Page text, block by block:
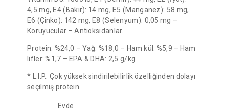
4,5 mg, E4 (Bakır): 14 mg, E5 (Manganez): 58 mg,
E6 (Çinko): 142 mg, E8 (Selenyum): 0,05 mg –
Koruyucular – Antioksidanlar.
Protein: %24,0 – Yağ: %18,0 – Ham kül: %5,9 – Ham
lifler: %1,7 – EPA & DHA: 2,5 g/kg.
* L.I.P.: Çok yüksek sindirilebilirlik özelliğinden dolayı
seçilmiş protein.
Evde